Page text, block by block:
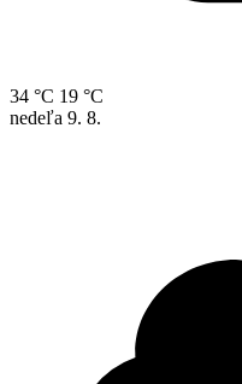
34 °C 19 °C
nedeľa 9. 8.